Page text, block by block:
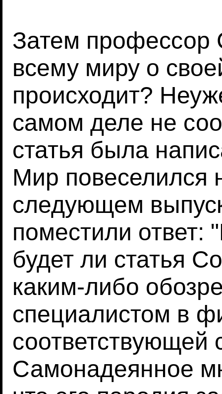
Затем профессор
всему миру о
происходит?
самом деле не
статья была
Мир повеселился
следующем
поместили
будет ли статья
каким-либо
специалистом в
соответствующей
Самонадеянное